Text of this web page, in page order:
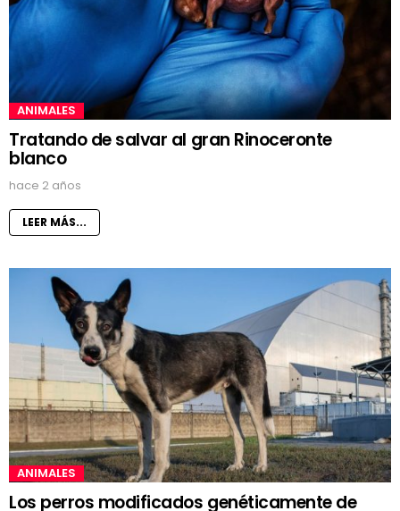
ANIMALES
Tratando de salvar al gran Rinoceronte
blanco
hace 2 años
LEER MÁS...
ANIMALES
Los perros modificados genéticamente de